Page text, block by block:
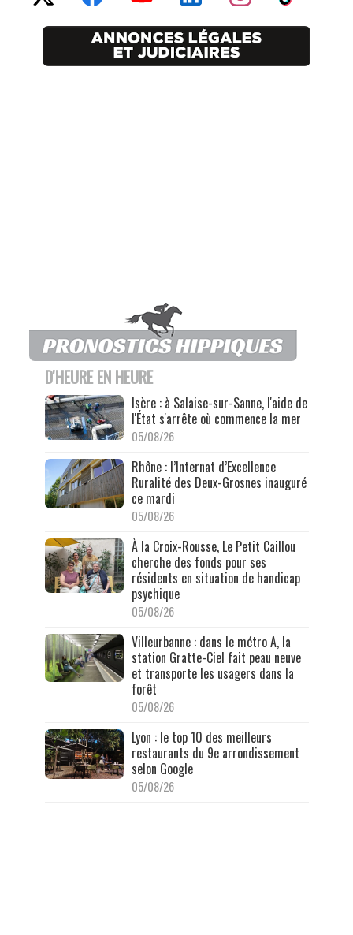
D'HEURE EN HEURE
Isère : à Salaise-sur-Sanne, l'aide de
l'État s'arrête où commence la mer
05/08/26
Rhône : l’Internat d’Excellence
Ruralité des Deux-Grosnes inauguré
ce mardi
05/08/26
À la Croix-Rousse, Le Petit Caillou
cherche des fonds pour ses
résidents en situation de handicap
psychique
05/08/26
Villeurbanne : dans le métro A, la
station Gratte-Ciel fait peau neuve
et transporte les usagers dans la
forêt
05/08/26
Lyon : le top 10 des meilleurs
restaurants du 9e arrondissement
selon Google
05/08/26